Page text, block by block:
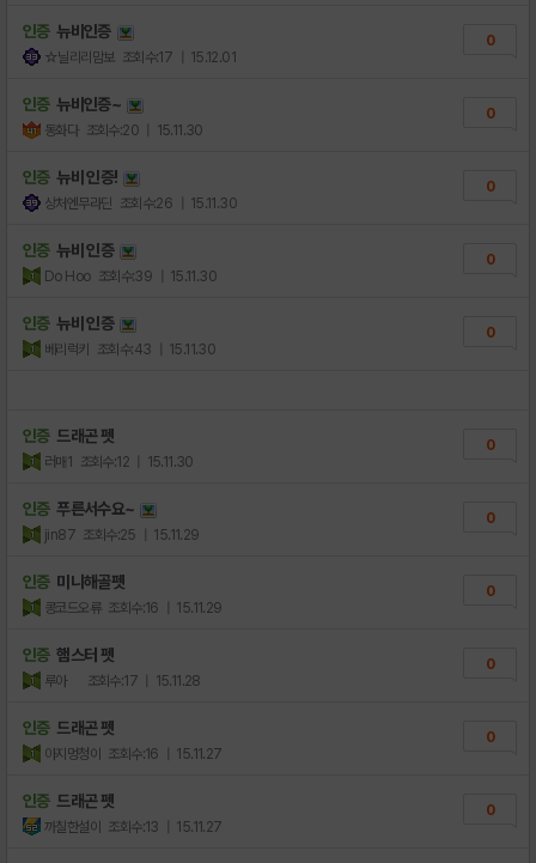
인증 뉴비인증
☆닐리리맘보 조회수:17 | 15.12.01
0
인증 뉴비인증~
동화다 조회수:20 | 15.11.30
0
인증 뉴비 인증!
상처엔무라딘 조회수:26 | 15.11.30
0
인증 뉴비 인증
Do Hoo 조회수:39 | 15.11.30
0
인증 뉴비 인증
베리럭키 조회수:43 | 15.11.30
0
인증 드래곤 펫
러매1 조회수:12 | 15.11.30
0
인증 푸른서수요~
jin87 조회수:25 | 15.11.29
0
인증 미니해골펫
콩코드오류 조회수:16 | 15.11.29
0
인증 햄스터 펫
루아 조회수:17 | 15.11.28
0
인증 드래곤 펫
아지멍청이 조회수:16 | 15.11.27
0
인증 드래곤 펫
까칠한설이 조회수:13 | 15.11.27
0